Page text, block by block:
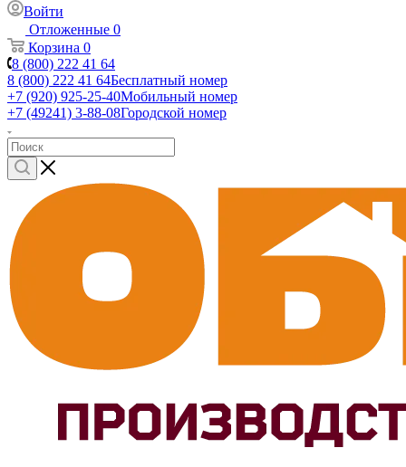
Войти
Отложенные 0
Корзина 0
8 (800) 222 41 64
8 (800) 222 41 64Бесплатный номер
+7 (920) 925-25-40Мобильный номер
+7 (49241) 3-88-08Городской номер